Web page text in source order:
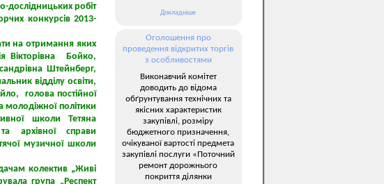
дослідницьких робіт
конкурсів 2013-
на отримання яких
Вікторівна Бойко,
Штейнберг,
відділу освіти,
голова постійної
молодіжної політики
школи Тетяна
архівної справи
музичної школи
колектив „Живі
група „Респект
Докладніше
Оголошення про
проведення відкритих торгів
з особливостями
Виконавчий комітет
доводить до відома
обґрунтування технічних та
якісних характеристик
закупівлі, розміру
бюджетного призначення,
очікуваної вартості предмета
закупівлі послуги «Поточний
ремонт дорожнього
покриття ділянки